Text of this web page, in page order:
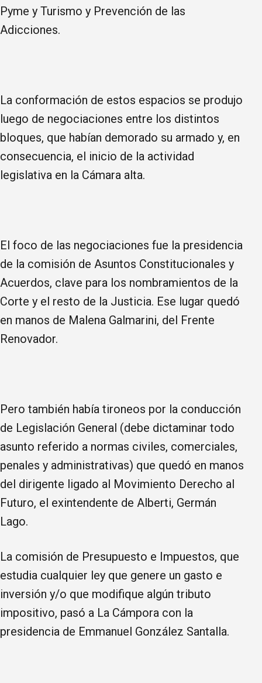
Pyme y Turismo y Prevención de las
Adicciones.
La conformación de estos espacios se produjo
luego de negociaciones entre los distintos
bloques, que habían demorado su armado y, en
consecuencia, el inicio de la actividad
legislativa en la Cámara alta.
El foco de las negociaciones fue la presidencia
de la comisión de Asuntos Constitucionales y
Acuerdos, clave para los nombramientos de la
Corte y el resto de la Justicia. Ese lugar quedó
en manos de Malena Galmarini, del Frente
Renovador.
Pero también había tironeos por la conducción
de Legislación General (debe dictaminar todo
asunto referido a normas civiles, comerciales,
penales y administrativas) que quedó en manos
del dirigente ligado al Movimiento Derecho al
Futuro, el exintendente de Alberti, Germán
Lago.
La comisión de Presupuesto e Impuestos, que
estudia cualquier ley que genere un gasto e
inversión y/o que modifique algún tributo
impositivo, pasó a La Cámpora con la
presidencia de Emmanuel González Santalla.